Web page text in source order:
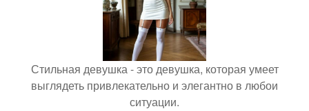
Стильная девушка - это девушка, которая умеет
выглядеть привлекательно и элегантно в любои
ситуации.